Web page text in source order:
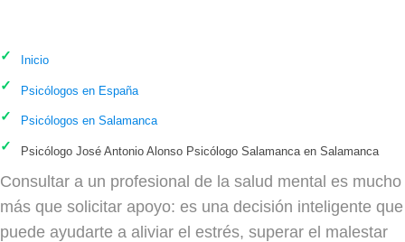
Inicio
Psicólogos en España
Psicólogos en Salamanca
Psicólogo José Antonio Alonso Psicólogo Salamanca en Salamanca
Consultar a un profesional de la salud mental es mucho
más que solicitar apoyo: es una decisión inteligente que
puede ayudarte a aliviar el estrés, superar el malestar